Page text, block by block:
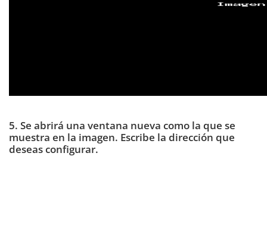
5. Se abrirá una ventana nueva como la que se
muestra en la imagen. Escribe la dirección que
deseas configurar.